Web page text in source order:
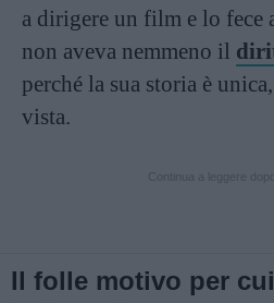
a dirigere un film e lo fece
non aveva nemmeno il
perché la sua storia è
vista.
Il folle motivo per